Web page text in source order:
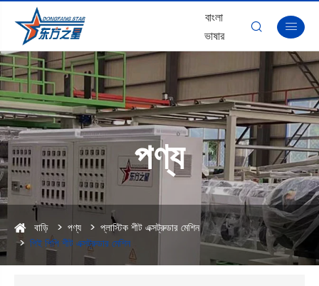
বাংলা
ভাষার
 
পণ্য
বাড়ি পণ্য
প্লাস্টিক শীট এক্সট্রুডার মেশিন
পিই পিপি শীট এক্সট্রুডার মেশিন